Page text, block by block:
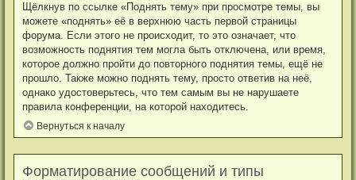
Щёлкнув по ссылке «Поднять тему» при просмотре темы, вы
можете «поднять» её в верхнюю часть первой страницы
форума. Если этого не происходит, то это означает, что
возможность поднятия тем могла быть отключена, или время,
которое должно пройти до повторного поднятия темы, ещё не
прошло. Также можно поднять тему, просто ответив на неё,
однако удостоверьтесь, что тем самым вы не нарушаете
правила конференции, на которой находитесь.
Вернуться к началу
Форматирование сообщений и типы